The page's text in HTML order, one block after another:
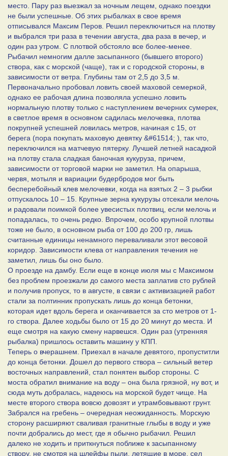
место. Пару раз выезжал за ночным лещем, однако поездки
не были успешные. Об этих рыбалках в свое время
отписывался Максим Перов. Решил переключиться на плотву
и выбрался три раза в течении августа, два раза в вечер, и
один раз утром. С плотвой обстояло все более-менее.
Рыбачил немногим далле засыпанного (бывшего второго)
створа, как с морской (чаще), так и с городской стороны, в
зависимости от ветра. Глубины там от 2,5 до 3,5 м.
Первоначально пробовал ловить своей маховой семеркой,
однако ее рабочая длина позволяла успешно ловить
нормальную плотву только с наступлением вечерних сумерек,
в светлое время в основном садилась мелочевка, плотва
покрупней успешней ловилась метров, начиная с 15, от
берега (пора покупать маховую девятку &#61514; ), так что,
переключился на матчевую пятерку. Лучшей летней насадкой
на плотву стала сладкая баночная кукуруза, причем,
зависимости от торговой марки не заметил. На опарыша,
червя, мотыля и вариации будербродов мог быть
бесперебойный клев мелочевки, когда на взятых 2 – 3 рыбки
отпускалось 10 – 15. Крупные зерна кукурузы отсекали мелочь
и радовали поимкой более увесистых плотвиц, если мелочь и
попадалась, то очень редко. Впрочем, особо крупной плотвы
тоже не было, в основном рыба от 100 до 200 гр, лишь
считанные единицы ненамного переваливали этот весовой
коридор. Зависимости клева от направления течения не
заметил, лишь бы оно было.
О проезде на дамбу. Если еще в конце июля мы с Максимом
без проблем проезжали до самого места заплатив сто рублей
и получив пропуск, то в августе, в связи с активизацией работ
стали за полтинник пропускать лишь до конца бетонки,
которая идет вдоль берега и оканчивается за сто метров от 1-
го створа. Далее ходьбы было от 15 до 20 минут до места. И
еще смотря на какую смену нарвешся. Один раз (утренняя
рыбалка) пришлось оставить машину у КПП.
Теперь о вчерашнем. Приехал в начале девятого, пропуститли
до конца бетонки. Дошел до первого створа – сильный ветер
восточных направлений, стал понятен выбор стороны. С
моста обратил внимание на воду – она была грязной, ну вот, и
сюда муть добралась, надеюсь на морской будет чище. На
месте второго створа вовсю довозят и утрамбовывают грунт.
Забрался на гребень – очередная неожиданность. Морскую
сторону расширяют сваливая гранитные глыбы в воду и уже
почти добрались до мест, где я обычно рыбачил. Решил
далеко не ходить и приткнуться поближе к засыпанному
створу, не смотря на шлейфы пыли, летящие в море, сел